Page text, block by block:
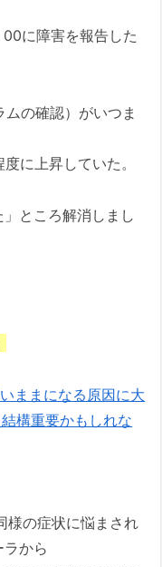
に障害を報告した
の確認）がいつま
に上昇していた。
ところ解消しまし
ままになる原因に大
構重要かもしれな
様の症状に悩まされ
から